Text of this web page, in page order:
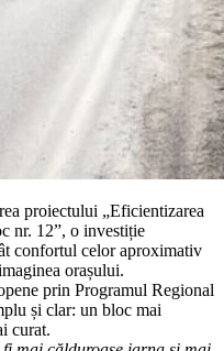
proiectului „Eficientizarea
nr. 12”, o investiție
confortul celor aproximativ
orașului.
prin Programul Regional
și clar: un bloc mai
curat.